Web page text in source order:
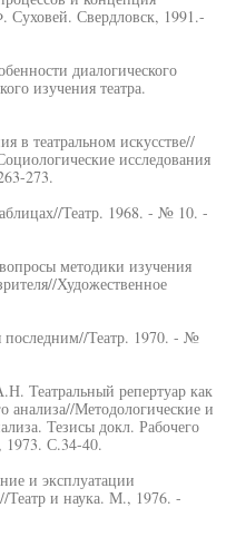
Свердловск, 1991.-
диалогического
изучения театра.
в театральном искусстве//
исследования
273.
Театр. 1968. - № 10. -
методики изучения
Художественное
последним//Театр. 1970. - №
Театральный репертуар как
анализа//Методологические и
Тезисы докл. Рабочего
С.34-40.
и эксплуатации
Театр и наука. М., 1976. -